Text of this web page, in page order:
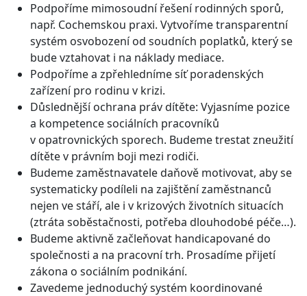
Podpoříme mimosoudní řešení rodinných sporů,
např. Cochemskou praxi. Vytvoříme transparentní
systém osvobození od soudních poplatků, který se
bude vztahovat i na náklady mediace.
Podpoříme a zpřehledníme síť poradenských
zařízení pro rodinu v krizi.
Důslednější ochrana práv dítěte: Vyjasníme pozice
a kompetence sociálních pracovníků
v opatrovnických sporech. Budeme trestat zneužití
dítěte v právním boji mezi rodiči.
Budeme zaměstnavatele daňově motivovat, aby se
systematicky podíleli na zajištění zaměstnanců
nejen ve stáří, ale i v krizových životních situacích
(ztráta soběstačnosti, potřeba dlouhodobé péče…).
Budeme aktivně začleňovat handicapované do
společnosti a na pracovní trh. Prosadíme přijetí
zákona o sociálním podnikání.
Zavedeme jednoduchý systém koordinované